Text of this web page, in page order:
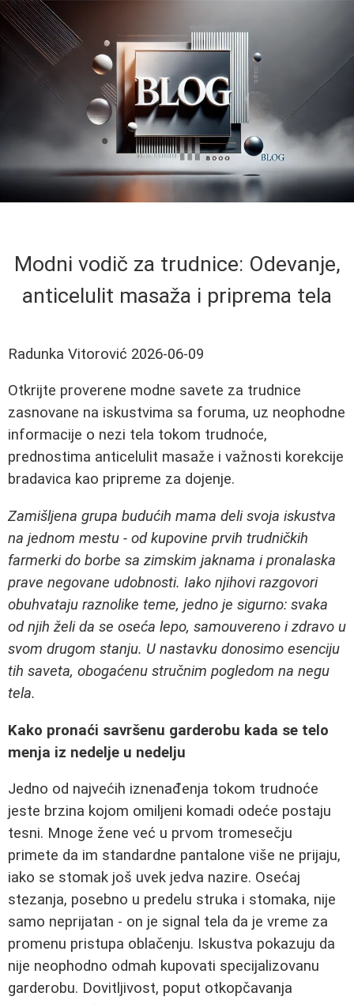
Modni vodič za trudnice: Odevanje,
anticelulit masaža i priprema tela
Radunka Vitorović 2026-06-09
Otkrijte proverene modne savete za trudnice
zasnovane na iskustvima sa foruma, uz neophodne
informacije o nezi tela tokom trudnoće,
prednostima anticelulit masaže i važnosti korekcije
bradavica kao pripreme za dojenje.
Zamišljena grupa budućih mama deli svoja iskustva
na jednom mestu - od kupovine prvih trudničkih
farmerki do borbe sa zimskim jaknama i pronalaska
prave negovane udobnosti. Iako njihovi razgovori
obuhvataju raznolike teme, jedno je sigurno: svaka
od njih želi da se oseća lepo, samouvereno i zdravo u
svom drugom stanju. U nastavku donosimo esenciju
tih saveta, obogaćenu stručnim pogledom na negu
tela.
Kako pronaći savršenu garderobu kada se telo
menja iz nedelje u nedelju
Jedno od najvećih iznenađenja tokom trudnoće
jeste brzina kojom omiljeni komadi odeće postaju
tesni. Mnoge žene već u prvom tromesečju
primete da im standardne pantalone više ne prijaju,
iako se stomak još uvek jedva nazire. Osećaj
stezanja, posebno u predelu struka i stomaka, nije
samo neprijatan - on je signal tela da je vreme za
promenu pristupa oblačenju. Iskustva pokazuju da
nije neophodno odmah kupovati specijalizovanu
garderobu. Dovitljivost, poput otkopčavanja